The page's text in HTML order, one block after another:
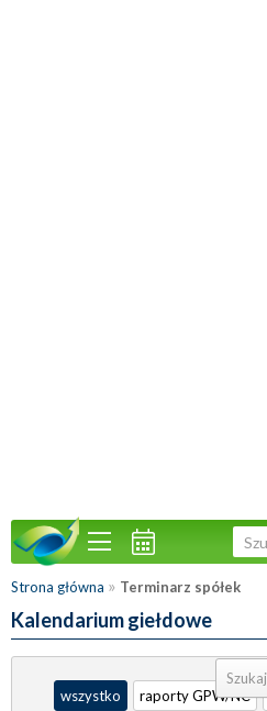
Strona główna » Terminarz spółek
Kalendarium giełdowe
Sortuj:
wszystko
raporty GPW/NC